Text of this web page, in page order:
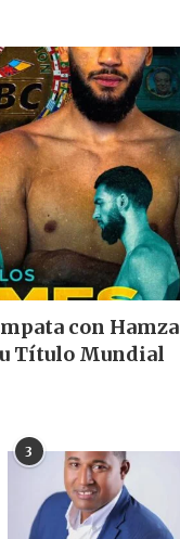
con Hamza
Título Mundial
3